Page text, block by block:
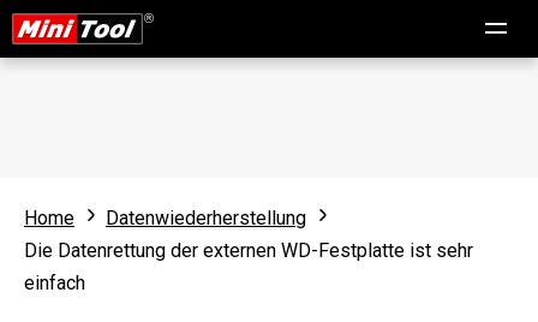
Home
Datenwiederherstellung
Die Datenrettung der externen WD-Festplatte ist sehr
einfach